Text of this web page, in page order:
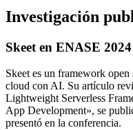
Investigación
Skeet en ENASE 2024
Skeet es un framework
cloud con AI. Su artículo
Lightweight Serverless
App Development», se
presentó en la conferencia.